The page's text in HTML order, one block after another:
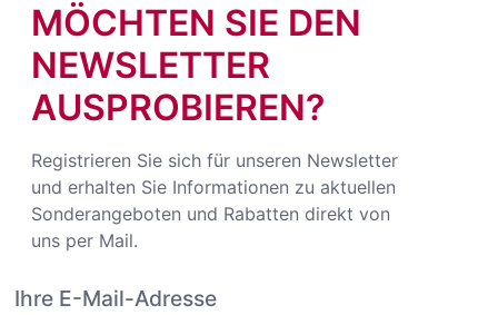
MÖCHTEN SIE DEN
NEWSLETTER
AUSPROBIEREN?
Registrieren Sie sich für unseren Newsletter
und erhalten Sie Informationen zu aktuellen
Sonderangeboten und Rabatten direkt von
uns per Mail.